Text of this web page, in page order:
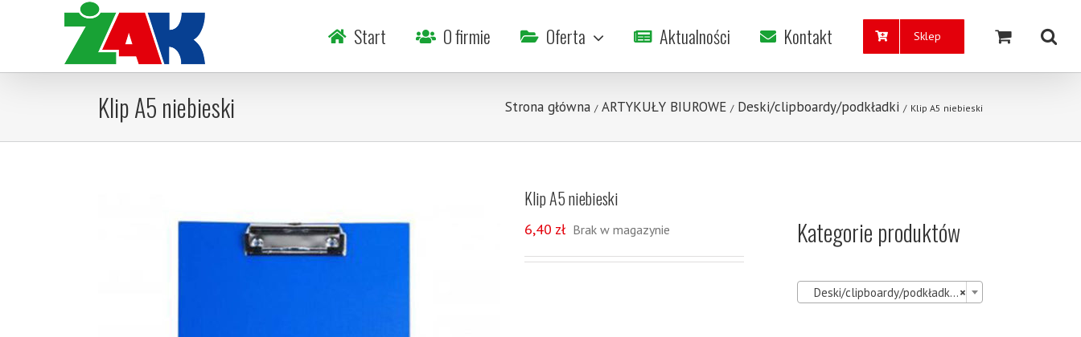
Start O firmie Oferta Aktualności Kontakt Sklep
Klip A5 niebieski Strona główna / ARTYKUŁY BIUROWE / Deski/clipboardy/podkładki / Klip A5 niebieski
Klip A5 niebieski
6,40 zł Brak w magazynie Kategorie produktów
×
Deski/clipboardy/podkładki (30)